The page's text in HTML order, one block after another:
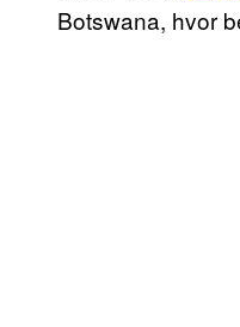
Botswana, hvor